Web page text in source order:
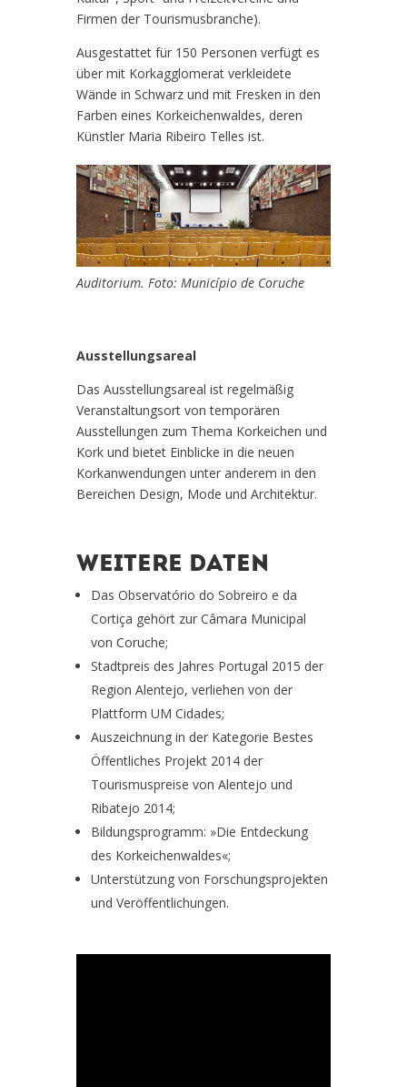
Firmen der Tourismusbranche).
Ausgestattet für 150 Personen verfügt es
über mit Korkagglomerat verkleidete
Wände in Schwarz und mit Fresken in den
Farben eines Korkeichenwaldes, deren
Künstler Maria Ribeiro Telles ist.
Auditorium. Foto: Município de Coruche
Ausstellungsareal
Das Ausstellungsareal ist regelmäßig
Veranstaltungsort von temporären
Ausstellungen zum Thema Korkeichen und
Kork und bietet Einblicke in die neuen
Korkanwendungen unter anderem in den
Bereichen Design, Mode und Architektur.
WEITERE DATEN
Das Observatório do Sobreiro e da
Cortiça gehört zur Câmara Municipal
von Coruche;
Stadtpreis des Jahres Portugal 2015 der
Region Alentejo, verliehen von der
Plattform UM Cidades;
Auszeichnung in der Kategorie Bestes
Öffentliches Projekt 2014 der
Tourismuspreise von Alentejo und
Ribatejo 2014;
Bildungsprogramm: »Die Entdeckung
des Korkeichenwaldes«;
Unterstützung von Forschungsprojekten
und Veröffentlichungen.